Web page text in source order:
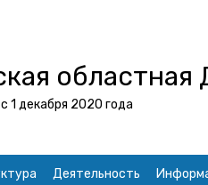
областная
1 декабря 2020 года
Деятельность